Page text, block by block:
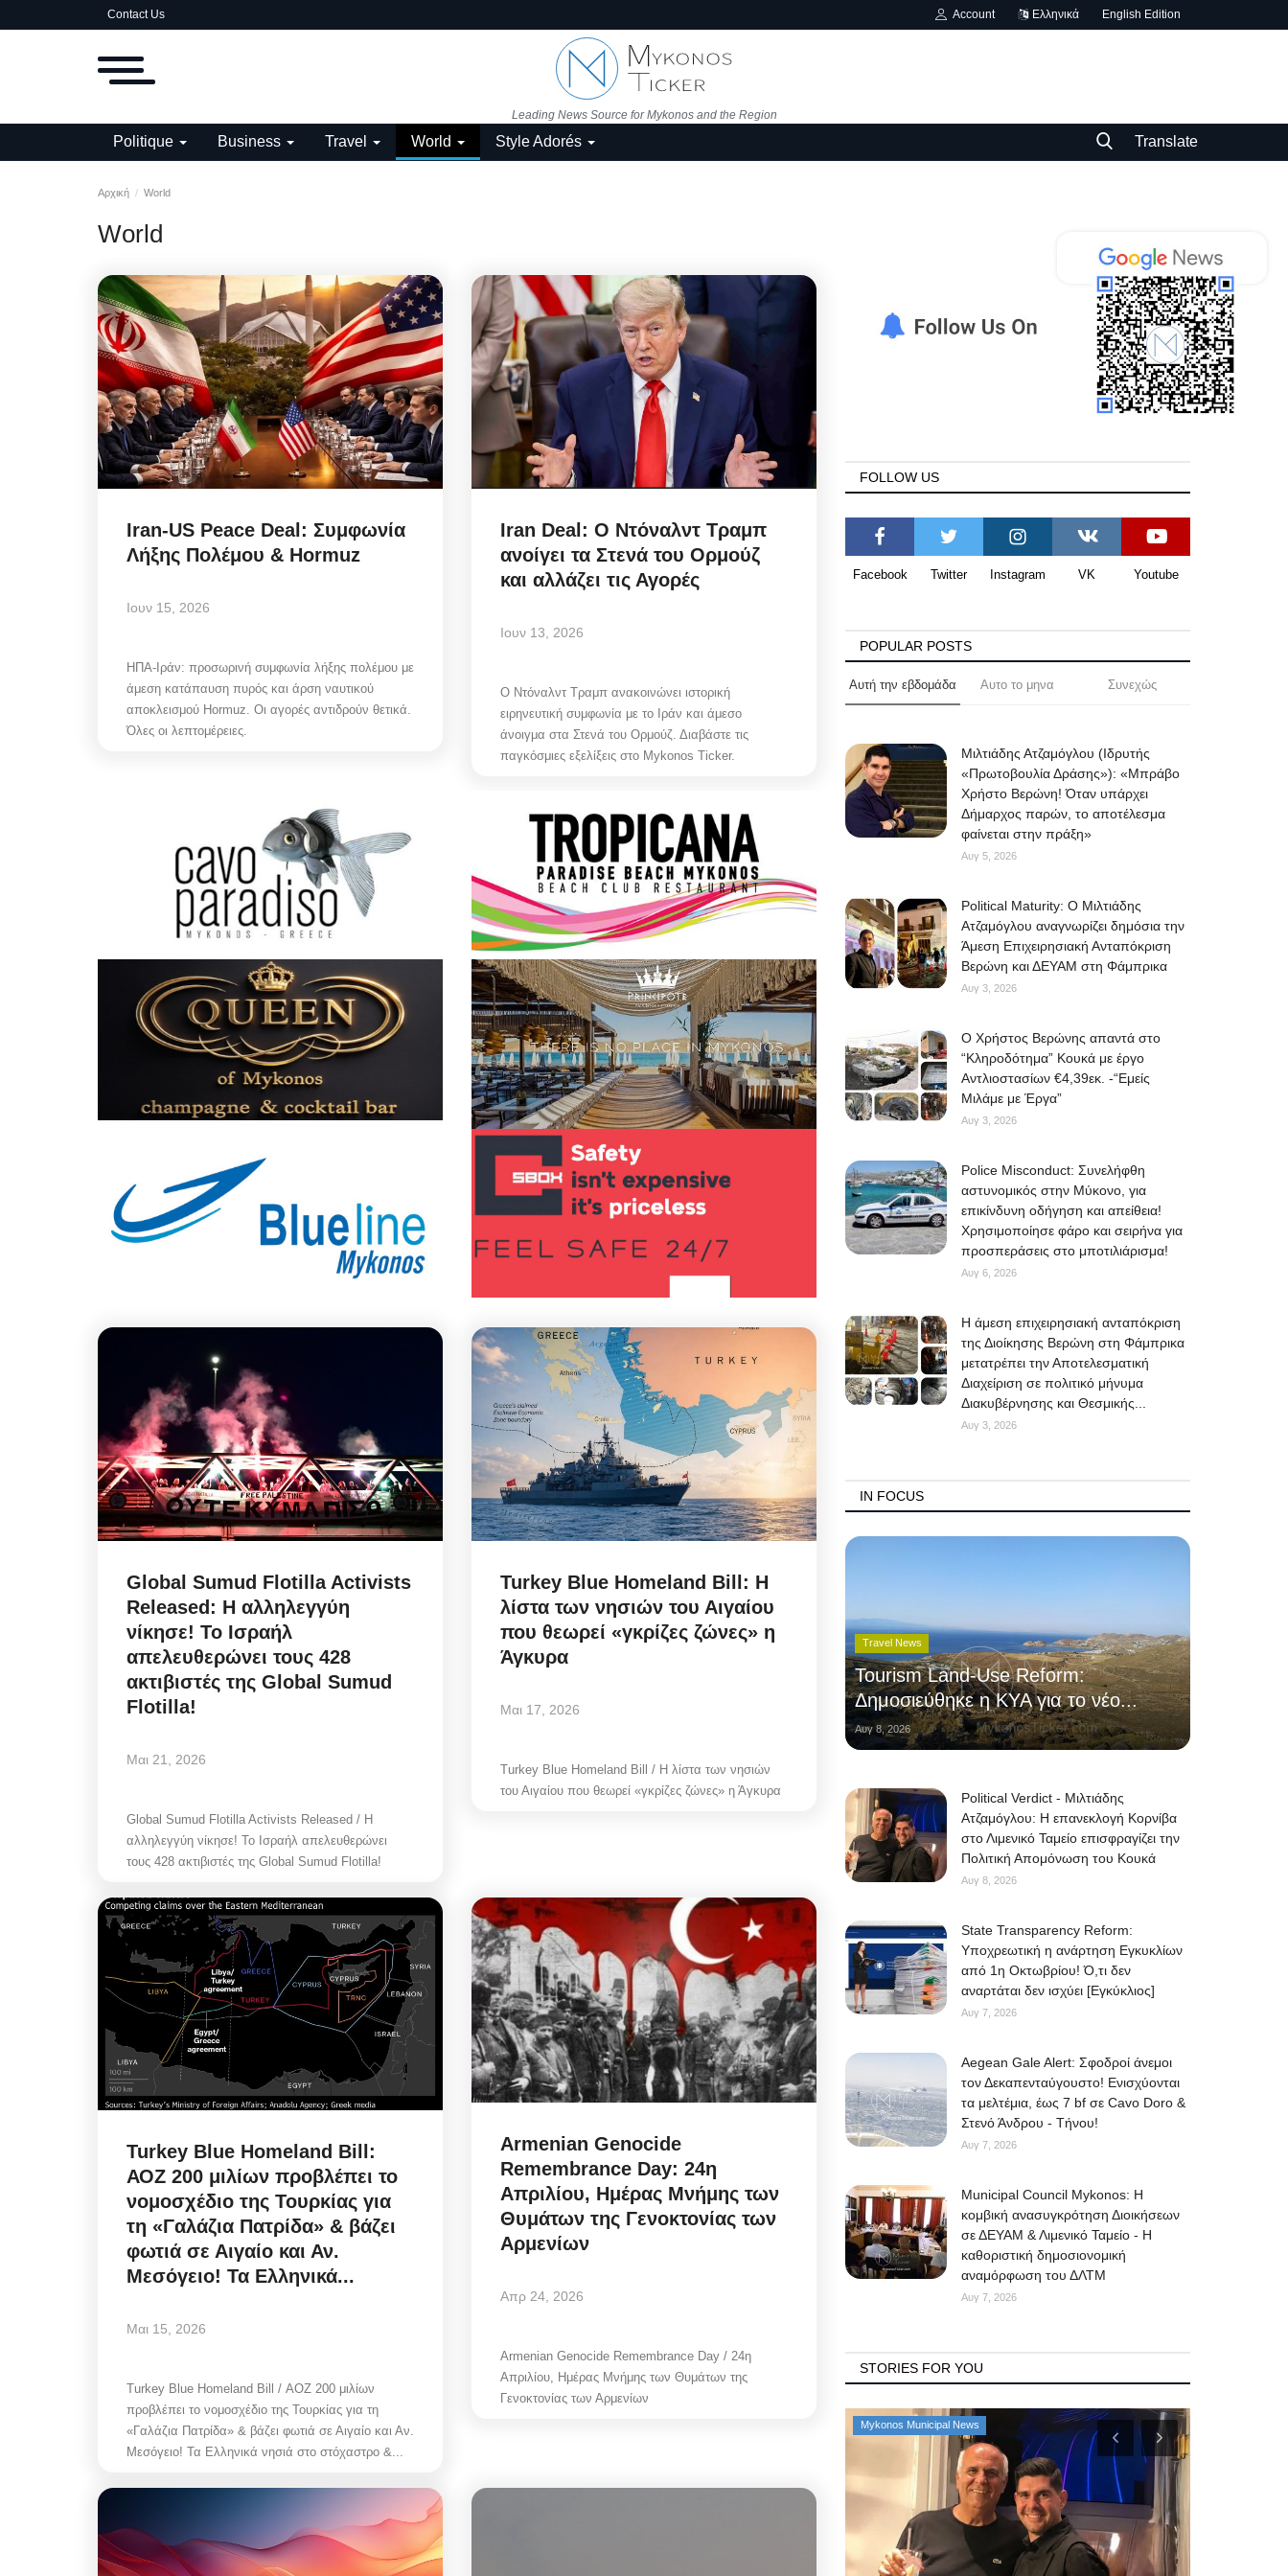
Contact Us Account Ελληνικά English Edition
Leading News Source for Mykonos and the Region
Politique Business Travel World Style Adorés Translate
Αρχική World
World
Iran-US Peace Deal: Συμφωνία
Λήξης Πολέμου & Hormuz
Ιουν 15, 2026
ΗΠΑ-Ιράν: προσωρινή συμφωνία λήξης πολέμου με
άμεση κατάπαυση πυρός και άρση ναυτικού
αποκλεισμού Hormuz. Οι αγορές αντιδρούν θετικά.
Όλες οι λεπτομέρειες.
Iran Deal: Ο Ντόναλντ Τραμπ
ανοίγει τα Στενά του Ορμούζ
και αλλάζει τις Αγορές
Ιουν 13, 2026
Ο Ντόναλντ Τραμπ ανακοινώνει ιστορική
ειρηνευτική συμφωνία με το Ιράν και άμεσο
άνοιγμα στα Στενά του Ορμούζ. Διαβάστε τις
παγκόσμιες εξελίξεις στο Mykonos Ticker.
Global Sumud Flotilla Activists
Released: Η αλληλεγγύη
νίκησε! Το Ισραήλ
απελευθερώνει τους 428
ακτιβιστές της Global Sumud
Flotilla!
Μαι 21, 2026
Global Sumud Flotilla Activists Released / Η
αλληλεγγύη νίκησε! Το Ισραήλ απελευθερώνει
τους 428 ακτιβιστές της Global Sumud Flotilla!
Turkey Blue Homeland Bill: Η
λίστα των νησιών του Αιγαίου
που θεωρεί «γκρίζες ζώνες» η
Άγκυρα
Μαι 17, 2026
Turkey Blue Homeland Bill / Η λίστα των νησιών
του Αιγαίου που θεωρεί «γκρίζες ζώνες» η Άγκυρα
Turkey Blue Homeland Bill:
ΑΟΖ 200 μιλίων προβλέπει το
νομοσχέδιο της Τουρκίας για
τη «Γαλάζια Πατρίδα» & βάζει
φωτιά σε Αιγαίο και Αν.
Μεσόγειο! Τα Ελληνικά...
Μαι 15, 2026
Turkey Blue Homeland Bill / ΑΟΖ 200 μιλίων
προβλέπει το νομοσχέδιο της Τουρκίας για τη
«Γαλάζια Πατρίδα» & βάζει φωτιά σε Αιγαίο και Αν.
Μεσόγειο! Τα Ελληνικά νησιά στο στόχαστρο &...
Armenian Genocide
Remembrance Day: 24η
Απριλίου, Ημέρας Μνήμης των
Θυμάτων της Γενοκτονίας των
Αρμενίων
Απρ 24, 2026
Armenian Genocide Remembrance Day / 24η
Απριλίου, Ημέρας Μνήμης των Θυμάτων της
Γενοκτονίας των Αρμενίων
FOLLOW US
Facebook Twitter Instagram VK Youtube
POPULAR POSTS
Αυτή την εβδομάδα Αυτο το μηνα Συνεχώς
Μιλτιάδης Ατζαμόγλου (Ιδρυτής
«Πρωτοβουλία Δράσης»): «Μπράβο
Χρήστο Βερώνη! Όταν υπάρχει
Δήμαρχος παρών, το αποτέλεσμα
φαίνεται στην πράξη»
Αυγ 5, 2026
Political Maturity: Ο Μιλτιάδης
Ατζαμόγλου αναγνωρίζει δημόσια την
Άμεση Επιχειρησιακή Ανταπόκριση
Βερώνη και ΔΕΥΑΜ στη Φάμπρικα
Αυγ 3, 2026
O Χρήστος Βερώνης απαντά στο
“Κληροδότημα” Κουκά με έργο
Αντλιοστασίων €4,39εκ. -“Εμείς
Μιλάμε με Έργα”
Αυγ 3, 2026
Police Misconduct: Συνελήφθη
αστυνομικός στην Μύκονο, για
επικίνδυνη οδήγηση και απείθεια!
Χρησιμοποίησε φάρο και σειρήνα για
προσπεράσεις στο μποτιλιάρισμα!
Αυγ 6, 2026
Η άμεση επιχειρησιακή ανταπόκριση
της Διοίκησης Βερώνη στη Φάμπρικα
μετατρέπει την Αποτελεσματική
Διαχείριση σε πολιτικό μήνυμα
Διακυβέρνησης και Θεσμικής...
Αυγ 3, 2026
IN FOCUS
Travel News
Tourism Land-Use Reform:
Δημοσιεύθηκε η ΚΥΑ για το νέο...
Αυγ 8, 2026
Political Verdict - Μιλτιάδης
Ατζαμόγλου: Η επανεκλογή Κορνίβα
στο Λιμενικό Ταμείο επισφραγίζει την
Πολιτική Απομόνωση του Κουκά
Αυγ 8, 2026
State Transparency Reform:
Υποχρεωτική η ανάρτηση Εγκυκλίων
από 1η Οκτωβρίου! Ό,τι δεν
αναρτάται δεν ισχύει [Εγκύκλιος]
Αυγ 7, 2026
Aegean Gale Alert: Σφοδροί άνεμοι
τον Δεκαπενταύγουστο! Ενισχύονται
τα μελτέμια, έως 7 bf σε Cavo Doro &
Στενό Άνδρου - Τήνου!
Αυγ 7, 2026
Municipal Council Mykonos: Η
κομβική ανασυγκρότηση Διοικήσεων
σε ΔΕΥΑΜ & Λιμενικό Ταμείο - Η
καθοριστική δημοσιονομική
αναμόρφωση του ΔΛΤΜ
Αυγ 7, 2026
STORIES FOR YOU
Mykonos News Mykonos Municipal News